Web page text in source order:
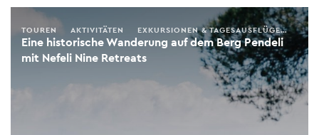
Eine historische Wanderung auf dem Berg Pendeli
mit Nefeli Nine Retreats
TOUREN AKTIVITÄTEN EXKURSIONEN & TAGESAUSFLÜGE